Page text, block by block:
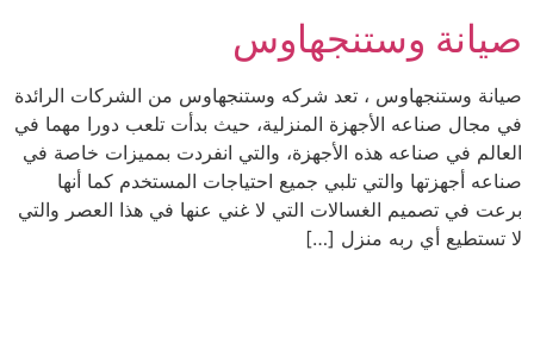
صيانة وستنجهاوس
صيانة وستنجهاوس ، تعد شركه وستنجهاوس من الشركات الرائدة
في مجال صناعه الأجهزة المنزلية، حيث بدأت تلعب دورا مهما في
العالم في صناعه هذه الأجهزة، والتي انفردت بمميزات خاصة في
صناعه أجهزتها والتي تلبي جميع احتياجات المستخدم كما أنها
برعت في تصميم الغسالات التي لا غني عنها في هذا العصر والتي
لا تستطيع أي ربه منزل […]